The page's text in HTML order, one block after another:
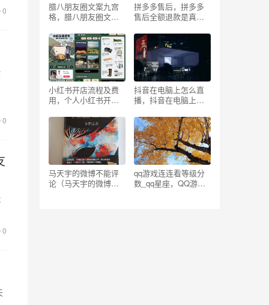
0
0
0
腊八朋友圈文案九宫
格，腊八朋友圈文案
拼多多售后，拼多多
售后全额退款是真的
小红书开店流程及费
用，个人小红书开店
抖音在电脑上怎么直
播，抖音在电脑上怎
马天宇的微博不能评
论（马天宇的微博为
qq游戏连连看等级分
数_qq星座，QQ游戏